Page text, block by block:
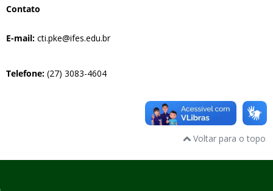
Contato
E-mail: cti.pke@ifes.edu.br
Telefone: (27) 3083-4604
Voltar para o topo